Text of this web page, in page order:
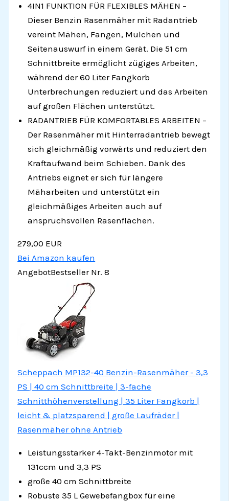
4IN1 FUNKTION FÜR FLEXIBLES MÄHEN –
Dieser Benzin Rasenmäher mit Radantrieb
vereint Mähen, Fangen, Mulchen und
Seitenauswurf in einem Gerät. Die 51 cm
Schnittbreite ermöglicht zügiges Arbeiten,
während der 60 Liter Fangkorb
Unterbrechungen reduziert und das Arbeiten
auf großen Flächen unterstützt.
RADANTRIEB FÜR KOMFORTABLES ARBEITEN –
Der Rasenmäher mit Hinterradantrieb bewegt
sich gleichmäßig vorwärts und reduziert den
Kraftaufwand beim Schieben. Dank des
Antriebs eignet er sich für längere
Mäharbeiten und unterstützt ein
gleichmäßiges Arbeiten auch auf
anspruchsvollen Rasenflächen.
279,00 EUR
Bei Amazon kaufen
AngebotBestseller Nr. 8
Scheppach MP132-40 Benzin-Rasenmäher - 3,3
PS | 40 cm Schnittbreite | 3-fache
Schnitthöhenverstellung | 35 Liter Fangkorb |
leicht & platzsparend | große Laufräder |
Rasenmäher ohne Antrieb
Leistungsstarker 4-Takt-Benzinmotor mit
131ccm und 3,3 PS
große 40 cm Schnittbreite
Robuste 35 L Gewebefangbox für eine